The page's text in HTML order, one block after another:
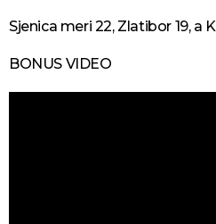
Sjenica meri 22, Zlatibor 19, a
BONUS VIDEO